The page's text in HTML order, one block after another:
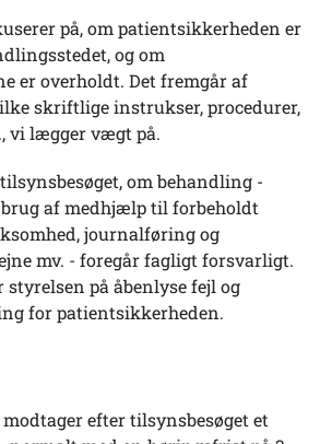
på, om patientsikkerheden er
og om
er overholdt. Det fremgår af
skriftlige instrukser, procedurer,
vi lægger vægt på.
om behandling -
af medhjælp til forbeholdt
journalføring og
mv. - foregår fagligt forsvarligt.
styrelsen på åbenlyse fejl og
for patientsikkerheden.
efter tilsynsbesøget et